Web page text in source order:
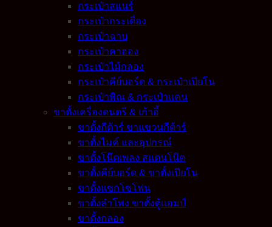
กระเป๋าสแนร์
กระเป๋ากระเดื่อง
กระเป๋าฉาบ
กระเป๋าคาฮอง
กระเป๋าไม้กลอง
กระเป๋าคีย์บอร์ด & กระเป๋าเปียโน
กระเป๋าพิณ & กระเป๋าแคน
ขาตั้งเครื่องดนตรี & เก้าอี้
ขาตั้งกีต้าร์ ขาแขวนกีต้าร์
ขาตั้งไมค์ และอุปกรณ์
ขาตั้งโน๊ตเพลง สแตนโน๊ต
ขาตั้งคีย์บอร์ด & ขาตั้งเปียโน
ขาตั้งแซกโซโฟน
ขาตั้งลำโพง ขาตั้งตู้แอมป์
ขาตั้งกลอง